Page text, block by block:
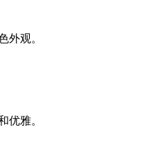
外观。
优雅。